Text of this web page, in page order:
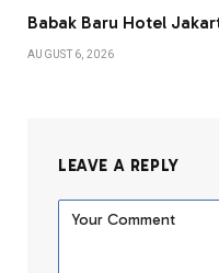
Babak Baru Hotel
AUGUST 6, 2026
LEAVE A REPLY